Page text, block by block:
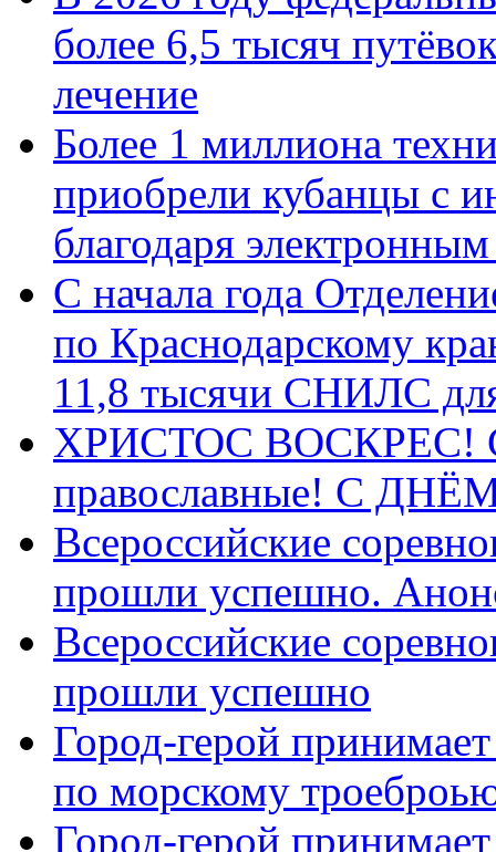
более 6,5 тысяч
лечение
Более 1 миллиона
приобрели кубанцы с
благодаря
С начала года
по Краснодарскому
11,8 тысячи СНИЛС
ХРИСТОС ВОСКРЕС! С
православные! C
Всероссийские
прошли успешно.
Всероссийские
прошли успешно
Город-герой
по морскому
Город-герой